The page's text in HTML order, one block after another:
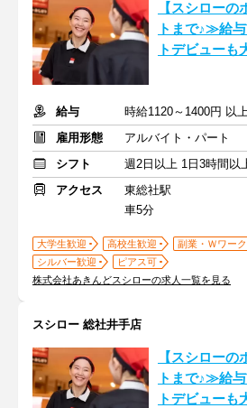
【スシロー
トまで♪≫給
トデビューも
給与
時給1120～1400円
雇用形態
アルバイト・パート
シフト
週2日以上 1日3時間以
アクセス
東総社駅
車5分
大学生歓迎 高校生歓迎
副業・Ｗワー
シルバー歓迎
ピアス可
株式会社あきんどスシローの求人一覧を見る
スシロー 総社井手店
【スシロー
トまで♪≫給
トデビューも